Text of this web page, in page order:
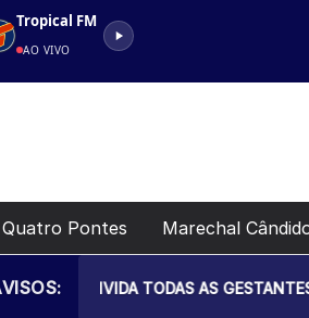
Tropical FM
AO VIVO
Quatro Pontes Marechal
TODAS AS GESTANTES PARA